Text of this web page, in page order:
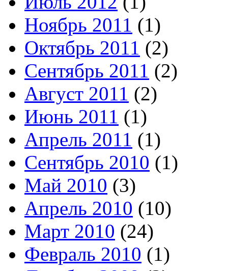
Ноябрь 2011 (1)
Октябрь 2011 (2)
Сентябрь 2011 (2)
Август 2011 (2)
Июнь 2011 (1)
Апрель 2011 (1)
Сентябрь 2010 (1)
Май 2010 (3)
Апрель 2010 (10)
Март 2010 (24)
Февраль 2010 (1)